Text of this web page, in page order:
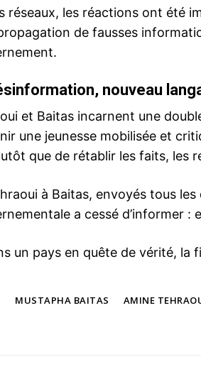
Related
mélodrame en trois actes
19 September 2025
réseaux, les réactions ont été
de fausses
nouveau
et Baitas incarnent une
une jeunesse mobilisée et
que de rétablir les faits, les
à Baitas, envoyés tous
a cessé d’informer :
un pays en quête de vérité, la
MUSTAPHA BAITAS AMINE